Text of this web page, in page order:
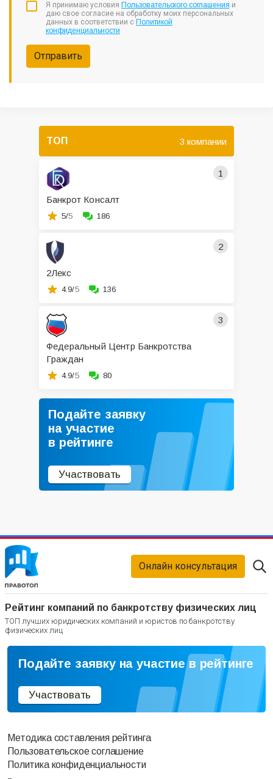
Я принимаю условия Пользовательского соглашения и
даю свое согласие на обработку моих персональных
данных в соответствии с Политикой
конфиденциальности
Отправить
ТОП 3 компании
1
Банкрот Консалт
5/5 186
2
2Лекс
4.9/5 136
3
Федеральный Центр Банкротства
Граждан
4.9/5 80
Подайте заявку
на участие
в рейтинге
Участвовать
Рейтинг компаний по банкротству физических лиц
ТОП лучших юридических компаний и юристов по банкротству
физических лиц
Онлайн консультация
Подайте заявку на участие в рейтинге
Участвовать
Методика составления рейтинга
Пользовательское соглашение
Политика конфиденциальности